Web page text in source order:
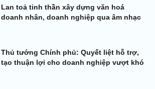
Lan toả tinh thần xây dựng văn hoá
doanh nhân, doanh nghiệp qua âm nhạc
Thủ tướng Chính phủ: Quyết liệt hỗ trợ,
tạo thuận lợi cho doanh nghiệp vượt khó